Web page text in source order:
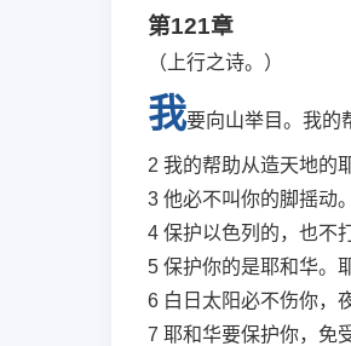
第121章
（上行之诗。）
我要向山举目。我的
2 我的帮助从造天地的
3 他必不叫你的脚摇动
4 保护以色列的，也不
5 保护你的是耶和华。
6 白日太阳必不伤你，
7 耶和华要保护你，免